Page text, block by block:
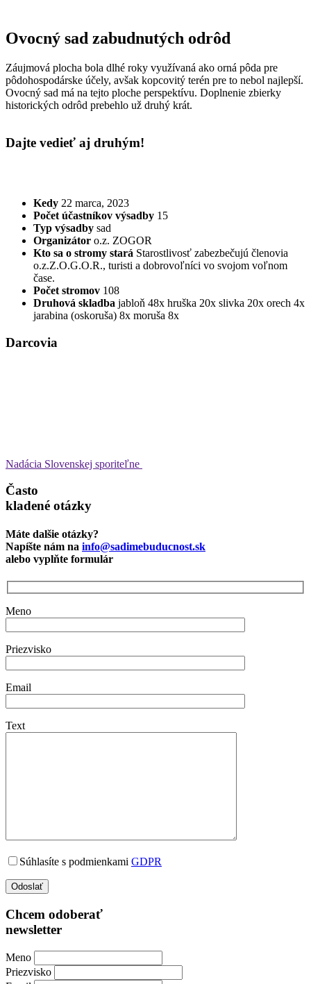
Ovocný sad zabudnutých odrôd
Záujmová plocha bola dlhé roky využívaná ako orná pôda pre
pôdohospodárske účely, avšak kopcovitý terén pre to nebol najlepší.
Ovocný sad má na tejto ploche perspektívu. Doplnenie zbierky
historických odrôd prebehlo už druhý krát.
Dajte vedieť aj druhým!
Kedy 22 marca, 2023
Počet účastníkov výsadby 15
Typ výsadby sad
Organizátor o.z. ZOGOR
Kto sa o stromy stará Starostlivosť zabezbečujú členovia
o.z.Z.O.G.O.R., turisti a dobrovoľníci vo svojom voľnom
čase.
Počet stromov 108
Druhová skladba jabloň 48x hruška 20x slivka 20x orech 4x
jarabina (oskoruša) 8x moruša 8x
Darcovia
Nadácia Slovenskej sporiteľne
Často
kladené otázky
Máte dalšie otázky?
Napíšte nám na info@sadimebuducnost.sk
alebo vyplňte formulár
Meno
Priezvisko
Email
Text
Súhlasíte s podmienkami GDPR
Chcem odoberať
newsletter
Meno
Priezvisko